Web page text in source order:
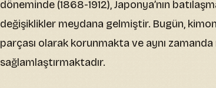
döneminde (1868-1912), Japonya’nın
değişiklikler meydana gelmiştir. Bugün,
parçası olarak korunmakta ve aynı
sağlamlaştırmaktadır.